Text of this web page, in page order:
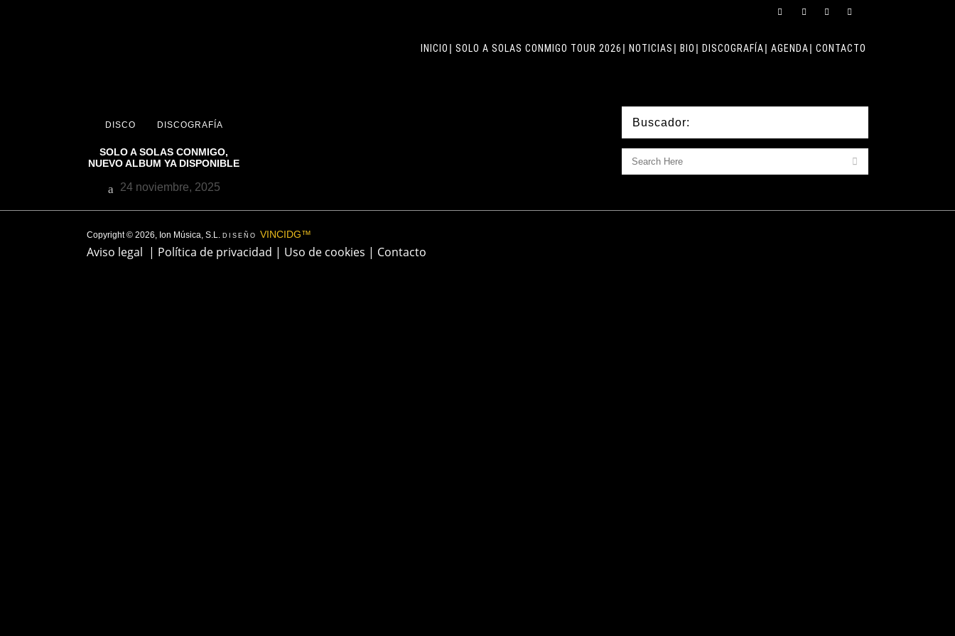
INICIO SOLO A SOLAS CONMIGO TOUR 2026 NOTICIAS BIO DISCOGRAFÍA AGENDA CONTACTO
DISCO DISCOGRAFÍA
SOLO A SOLAS CONMIGO,
NUEVO ALBUM YA DISPONIBLE
24 noviembre, 2025
Buscador:
Copyright © 2026, Ion Música, S.L. DISEÑO VINCIDG™
Aviso legal | Política de privacidad | Uso de cookies | Contacto